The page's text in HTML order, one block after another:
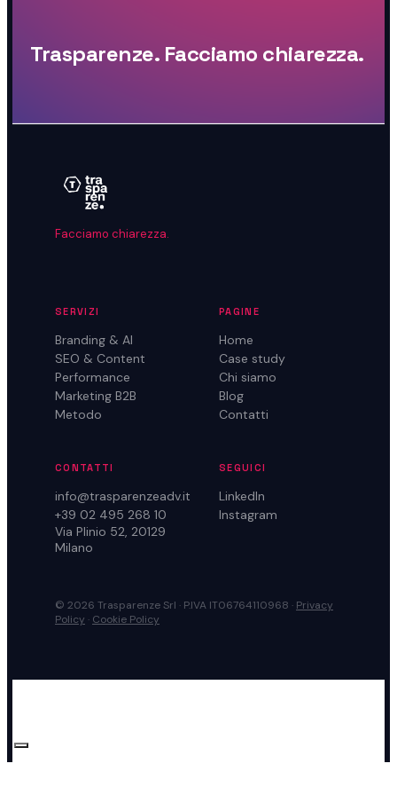
Trasparenze. Facciamo chiarezza.
Facciamo chiarezza.
SERVIZI
Branding & AI
SEO & Content
Performance
Marketing B2B
Metodo
PAGINE
Home
Case study
Chi siamo
Blog
Contatti
CONTATTI
info@trasparenzeadv.it
+39 02 495 268 10
Via Plinio 52, 20129
Milano
SEGUICI
LinkedIn
Instagram
© 2026 Trasparenze Srl · P.IVA IT06764110968 · Privacy
Policy · Cookie Policy